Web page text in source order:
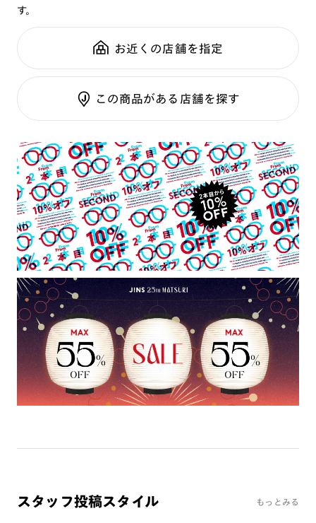
鼻パッド：
テンプル：チタン合金（βチタン）
可視光調光SCREEN
調光レンズ
調光UVダブルカット
調光SCREEN
くもり止めレンズ
カラーレンズ：ダークカラー
カラーレンズ：ライトカラー
カラーレンズ：トレンドカラー
コンシーラーカラー
コンシーラーカラーUVダブルカット
チークカラー
偏光レンズ
アクティブレンズ
UVダブルカットレンズ
JINS VIOLET+
ミラーレンズ
※オンラインショップで作成可能なレンズはショッピングカート内で表示され
るレンズに限ります。それ以外の対応レンズについてはJINS実店舗でお取り扱
いしております。
※注文時に【度つき】→【レンズ交換券を発行】をお選びのうえ、店頭にてオ
プションレンズ代金をお支払いください。（※一部レンズ交換不可の商品を
全国の店舗で無料フィッティング
修理のご相談もいつでもお気軽に
ご利用ガイド
す。
お近くの店舗を指定
この商品がある店舗を探す
スタッフ投稿スタイル もっとみる